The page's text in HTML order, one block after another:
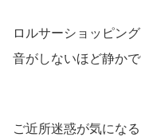
ロルサーショッピン
音がしないほど静かで
ご近所迷惑が気にな